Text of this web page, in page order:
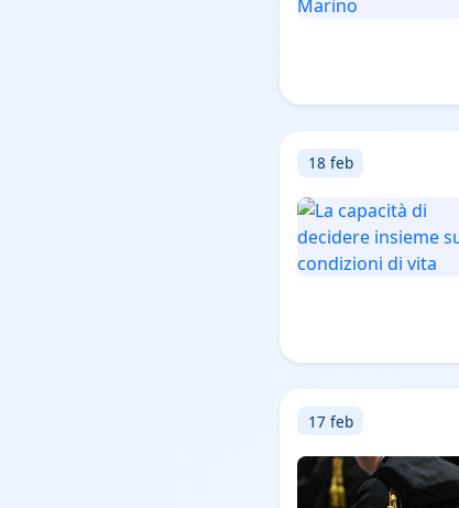
18 feb
17 feb